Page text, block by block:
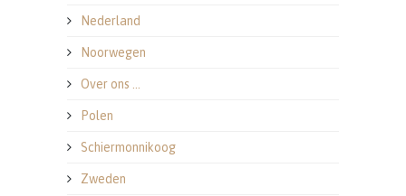
Nederland
Noorwegen
Over ons …
Polen
Schiermonnikoog
Zweden